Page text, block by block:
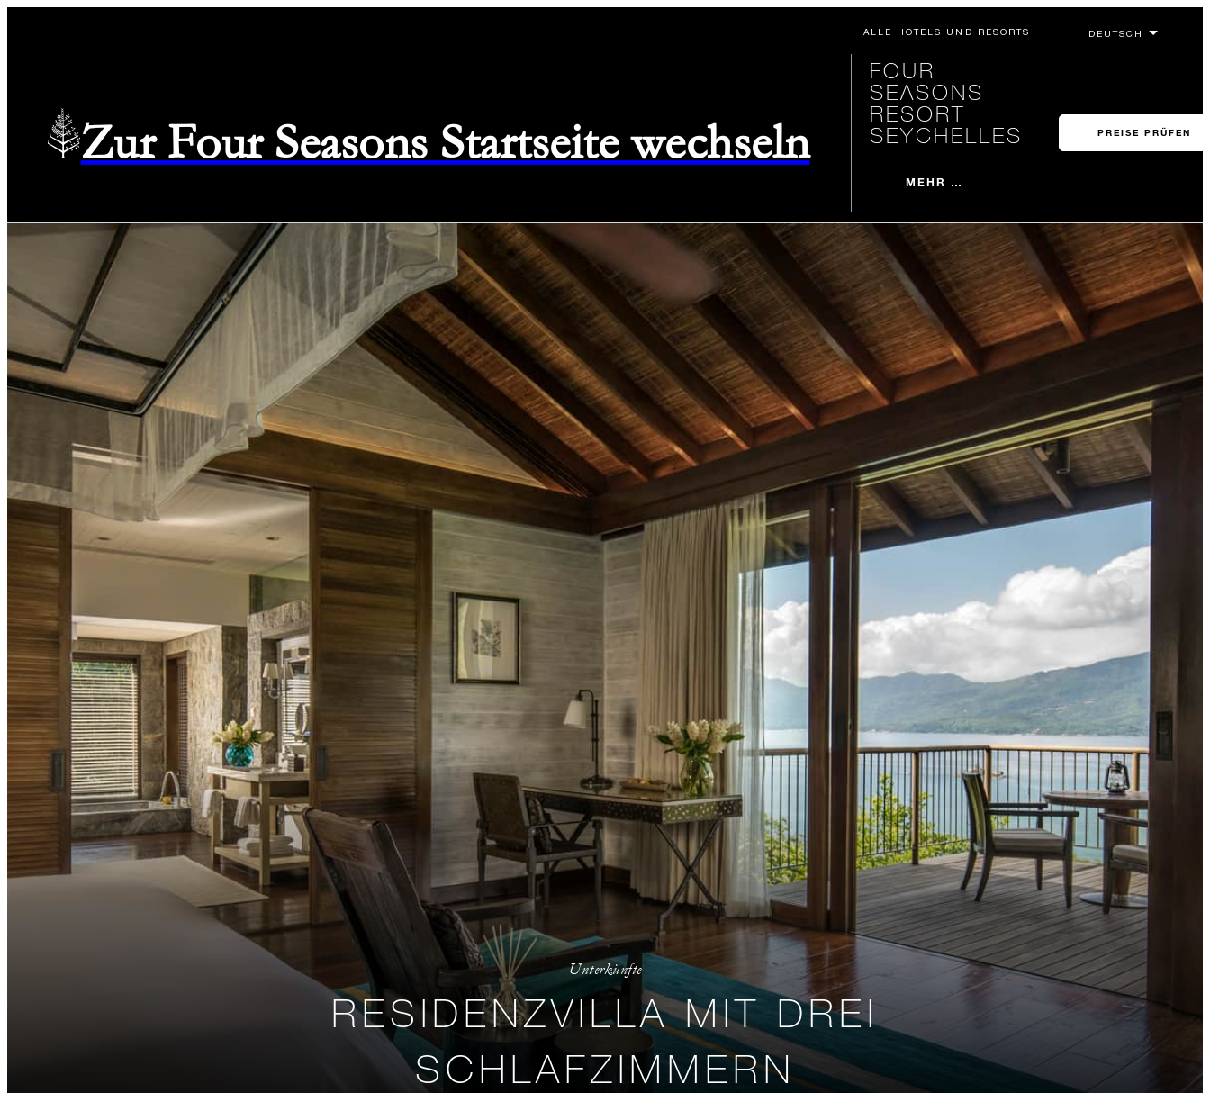
ALLE HOTELS UND RESORTS
Zur Four Seasons Startseite wechseln
FOUR
SEASONS
RESORT
SEYCHELLES
MEHR …
PREISE PRÜFEN
Unterkünfte
RESIDENZVILLA MIT DREI
SCHLAFZIMMERN